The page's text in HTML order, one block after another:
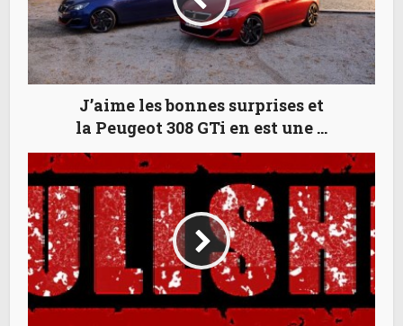
J’aime les bonnes surprises et
la Peugeot 308 GTi en est une …